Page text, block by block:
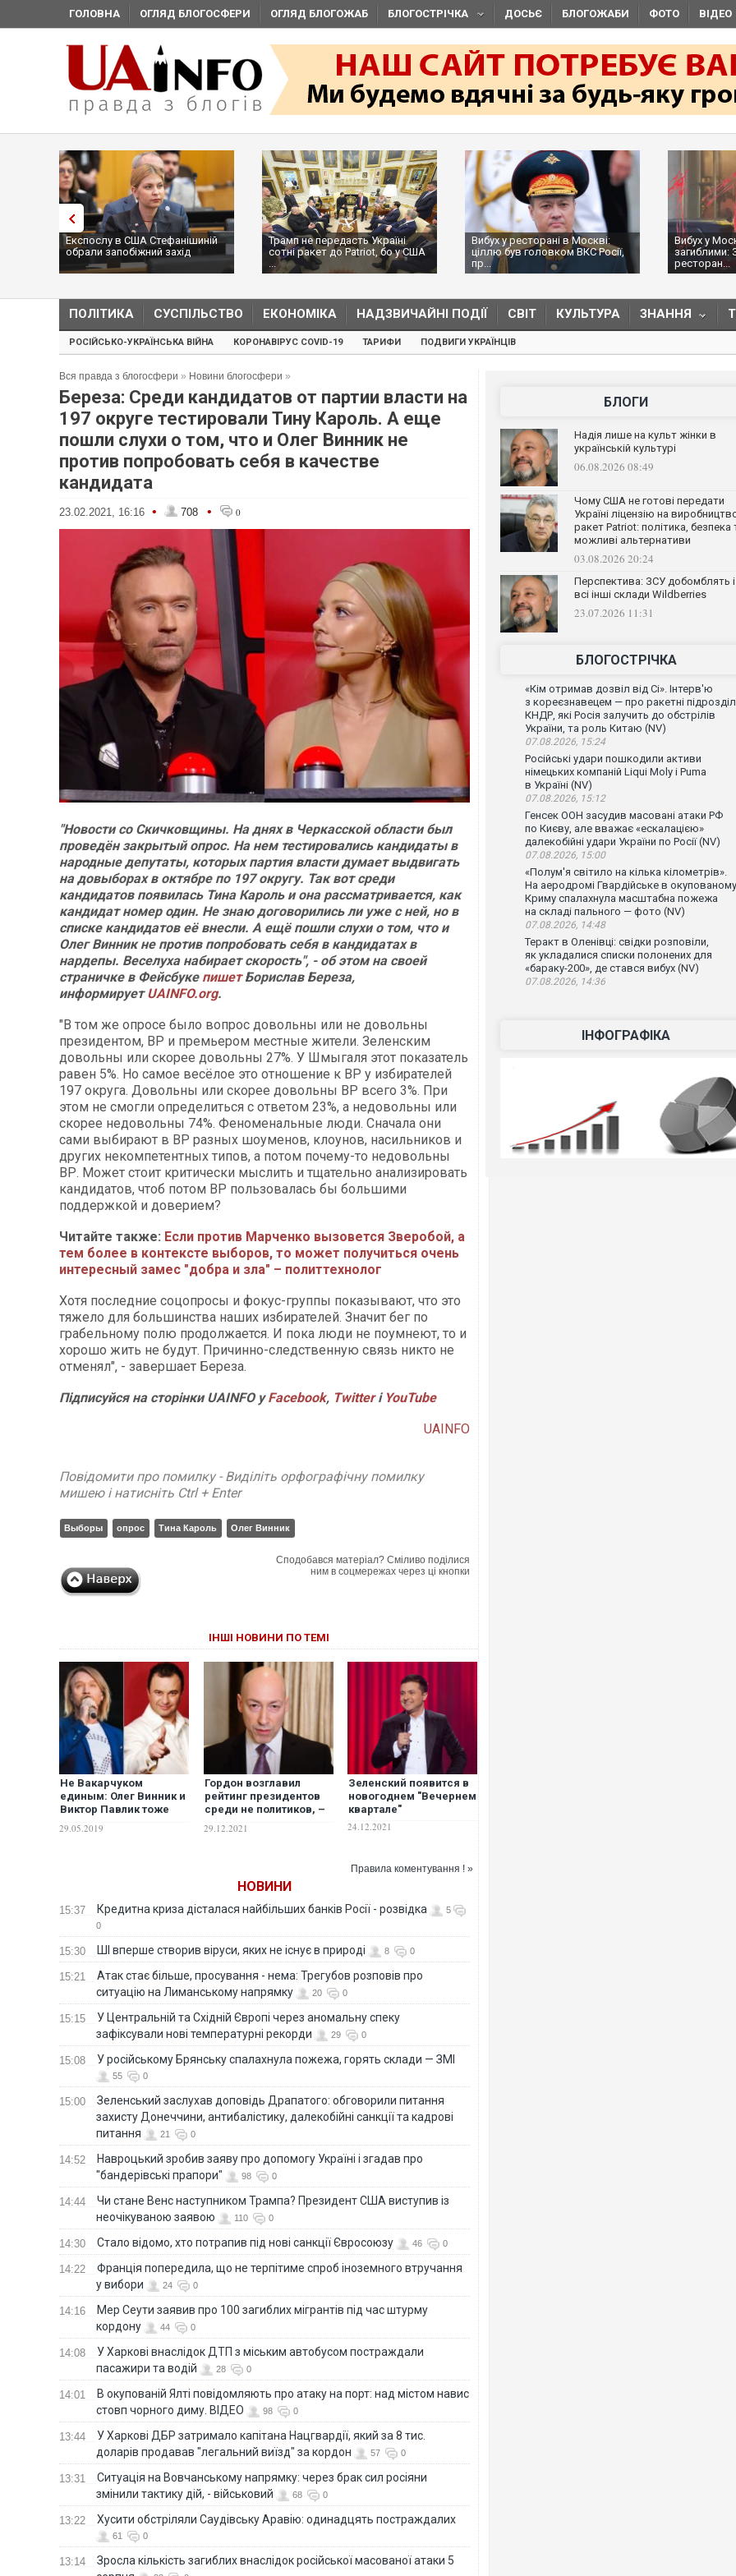
ГОЛОВНА ОГЛЯД БЛОГОСФЕРИ ОГЛЯД БЛОГОЖАБ БЛОГОСТРІЧКА ДОСЬЄ БЛОГОЖАБИ ФОТО ВІДЕО
Експослу в США Стефанішиній
обрали запобіжний захід
Трамп не передасть Україні
сотні ракет до Patriot, бо у США
...
Вибух у ресторані в Москві:
ціллю був головком ВКС Росії,
пр...
Вибух у
загиблими:
ресторан...
ПОЛІТИКА СУСПІЛЬСТВО ЕКОНОМІКА НАДЗВИЧАЙНІ ПОДІЇ СВІТ КУЛЬТУРА ЗНАННЯ
РОСІЙСЬКО-УКРАЇНСЬКА ВІЙНА КОРОНАВІРУС COVID-19 ТАРИФИ ПОДВИГИ УКРАЇНЦІВ
Вся правда з блогосфери » Новини блогосфери »
Береза: Среди кандидатов от партии власти на
197 округе тестировали Тину Кароль. А еще
пошли слухи о том, что и Олег Винник не
против попробовать себя в качестве
кандидата
23.02.2021, 16:16 • 708 • 0
"Новости со Скичковщины. На днях в Черкасской области был
проведён закрытый опрос. На нем тестировались кандидаты в
народные депутаты, которых партия власти думает выдвигать
на довыборах в октябре по 197 округу. Так вот среди
кандидатов появилась Тина Кароль и она рассматривается, как
кандидат номер один. Не знаю договорились ли уже с ней, но в
списке кандидатов её внесли. А ещё пошли слухи о том, что и
Олег Винник не против попробовать себя в кандидатах в
нардепы. Веселуха набирает скорость", - об этом на своей
страничке в Фейсбуке пишетБорислав Береза,
информируетUAINFO.org.
"В том же опросе было вопрос довольны или не довольны
президентом, ВР и премьером местные жители. Зеленским
довольны или скорее довольны 27%. У Шмыгаля этот показатель
равен 5%. Но самое весёлое это отношение к ВР у избирателей
197 округа. Довольны или скорее довольны ВР всего 3%. При
этом не смогли определиться с ответом 23%, а недовольны или
скорее недовольны 74%. Феноменальные люди. Сначала они
сами выбирают в ВР разных шоуменов, клоунов, насильников и
других некомпетентных типов, а потом почему-то недовольны
ВР. Может стоит критически мыслить и тщательно анализировать
кандидатов, чтоб потом ВР пользовалась бы большими
поддержкой и доверием?
Читайте также: Если против Марченко вызовется Зверобой, а
тем более в контексте выборов, то может получиться очень
интересный замес "добра и зла" – политтехнолог
Хотя последние соцопросы и фокус-группы показывают, что это
тяжело для большинства наших избирателей. Значит бег по
грабельному полю продолжается. И пока люди не поумнеют, то и
хорошо жить не будут. Причинно-следственную связь никто не
отменял", - завершает Береза.
Підписуйся на сторінки UAINFO уFacebook, Twitterі YouTube
UAINFO
Повідомити про помилку - Виділіть орфографічну помилку
мишею і натисніть Ctrl + Enter
Выборы опрос Тина Кароль Олег Винник
Сподобався матеріал? Сміливо поділися
ним в соцмережах через ці кнопки
ІНШІ НОВИНИ ПО ТЕМІ
Не Вакарчуком
единым: Олег Винник и
Виктор Павлик тоже
29.05.2019
Гордон возглавил
рейтинг президентов
среди не политиков, –
29.12.2021
Зеленский появится в
новогоднем "Вечернем
квартале"
24.12.2021
Правила коментування ! »
НОВИНИ
15:37 Кредитна криза дісталася найбільших банків Росії - розвідка
5
0
15:30 ШІ вперше створив віруси, яких не існує в природі 8 0
15:21
Атак стає більше, просування - нема: Трегубов розповів про
ситуацію на Лиманському напрямку
20 0
15:15
У Центральній та Східній Європі через аномальну спеку
зафіксували нові температурні рекорди
29 0
15:08 У російському Брянську спалахнула пожежа, горять склади — ЗМІ
55 0
15:00
Зеленський заслухав доповідь Драпатого: обговорили питання
захисту Донеччини, антибалістику, далекобійні санкції та кадрові
питання
21 0
14:52
Навроцький зробив заяву про допомогу Україні і згадав про
"бандерівські прапори"
98 0
14:44
Чи стане Венс наступником Трампа? Президент США виступив із
неочікуваною заявою
110 0
14:30 Стало відомо, хто потрапив під нові санкції Євросоюзу 46 0
14:22
Франція попередила, що не терпітиме спроб іноземного втручання
у вибори
24 0
14:16
Мер Сеути заявив про 100 загиблих мігрантів під час штурму
кордону
44 0
14:08
У Харкові внаслідок ДТП з міським автобусом постраждали
пасажири та водій
28 0
14:01
В окупованій Ялті повідомляють про атаку на порт: над містом навис
стовп чорного диму. ВІДЕО
98 0
13:44
У Харкові ДБР затримало капітана Нацгвардії, який за 8 тис.
доларів продавав "легальний виїзд" за кордон
57 0
13:31
Ситуація на Вовчанському напрямку: через брак сил росіяни
змінили тактику дій, - військовий
68 0
13:22 Хусити обстріляли Саудівську Аравію: одинадцять постраждалих
61 0
13:14
Зросла кількість загиблих внаслідок російської масованої атаки 5
БЛОГИ
Надія лише на культ жінки в
українській культурі
06.08.2026 08:49
Чому США не готові передати
Україні ліцензію на
ракет Patriot: політика, безпека
можливі альтернативи
03.08.2026 20:24
Перспектива: ЗСУ добомблять і
всі інші склади Wildberries
23.07.2026 11:31
БЛОГОСТРІЧКА
«Кім отримав дозвіл від Сі». Інтерв'ю
з кореєзнавецем — про ракетні
КНДР, які Росія залучить до обстрілів
України, та роль Китаю (NV)
07.08.2026, 15:24
Російські удари пошкодили активи
німецьких компаній Liqui Moly і Puma
в Україні (NV)
07.08.2026, 15:12
Генсек ООН засудив масовані атаки РФ
по Києву, але вважає «ескалацією»
далекобійні удари України по Росії (NV)
07.08.2026, 15:00
«Полум'я світило на кілька кілометрів».
На аеродромі Гвардійське в окупованому
Криму спалахнула масштабна пожежа
на складі пального — фото (NV)
07.08.2026, 14:48
Теракт в Оленівці: свідки розповіли,
як укладалися списки полонених для
«бараку-200», де стався вибух (NV)
07.08.2026, 14:36
ІНФОГРАФІКА
В окупованій Ялті повідомляють